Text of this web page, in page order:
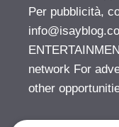
Per pubblicità,
network For
other